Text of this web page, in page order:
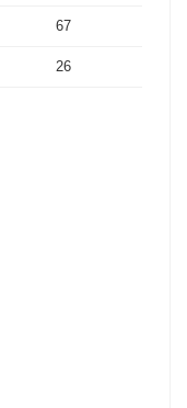
67
26